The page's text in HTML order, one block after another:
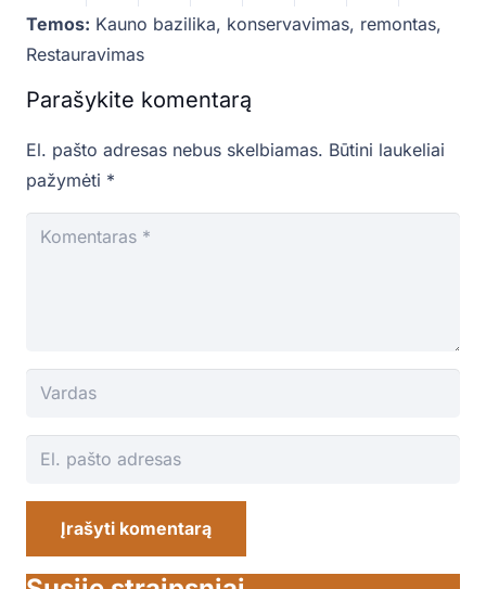
Temos: Kauno bazilika, konservavimas, remontas,
Restauravimas
Parašykite komentarą
El. pašto adresas nebus skelbiamas. Būtini laukeliai
pažymėti *
Įrašyti komentarą